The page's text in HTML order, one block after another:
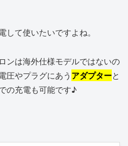
て使いたいですよね。
ンは海外仕様モデルではないの
圧やプラグにあう アダプターと
の充電も可能です♪